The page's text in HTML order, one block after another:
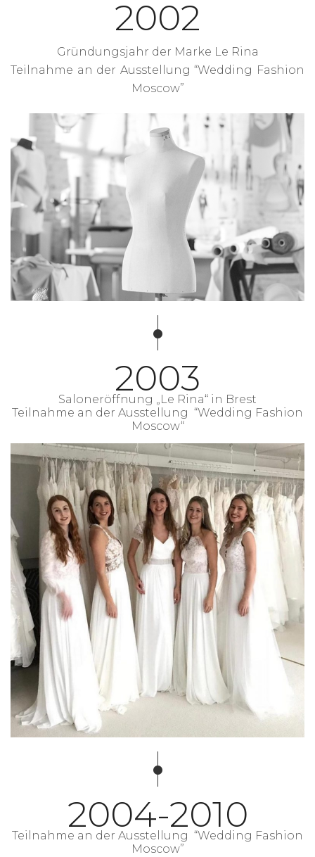
2002
Gründungsjahr der Marke Le Rina
Teilnahme an der Ausstellung “Wedding Fashion
Moscow”
2003
Saloneröffnung „Le Rina“ in Brest
Teilnahme an der Ausstellung “Wedding Fashion
Moscow“
2004-2010
Teilnahme an der Ausstellung “Wedding Fashion
Moscow”